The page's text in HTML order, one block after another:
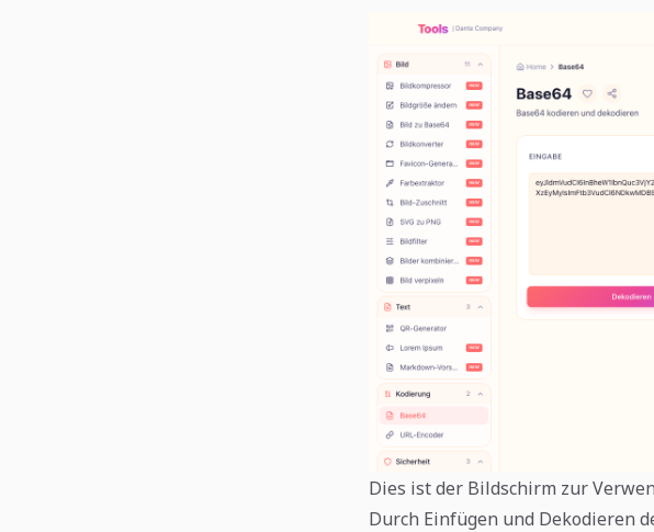
Dies ist der Bildschirm zur
Durch Einfügen und Dekodieren